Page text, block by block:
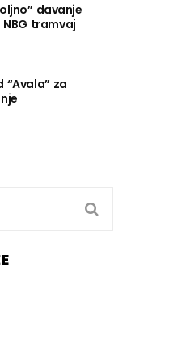
davanje
tramvaj
“Avala” za